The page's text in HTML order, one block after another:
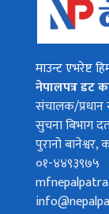
माउन्ट एभरेष्ट
नेपालपत्र डट
संचालक/प्रधान
सुचना बिभाग
पुरानो बानेश्वर,
०१-४४९३९७५